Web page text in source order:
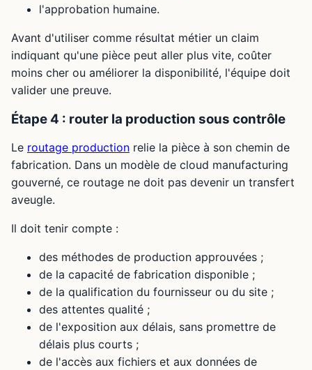
l'approbation humaine.
Avant d'utiliser comme résultat métier un claim
indiquant qu'une pièce peut aller plus vite, coûter
moins cher ou améliorer la disponibilité, l'équipe doit
valider une preuve.
Étape 4 : router la production sous contrôle
Le routage production relie la pièce à son chemin de
fabrication. Dans un modèle de cloud manufacturing
gouverné, ce routage ne doit pas devenir un transfert
aveugle.
Il doit tenir compte :
des méthodes de production approuvées ;
de la capacité de fabrication disponible ;
de la qualification du fournisseur ou du site ;
des attentes qualité ;
de l'exposition aux délais, sans promettre de
délais plus courts ;
de l'accès aux fichiers et aux données de